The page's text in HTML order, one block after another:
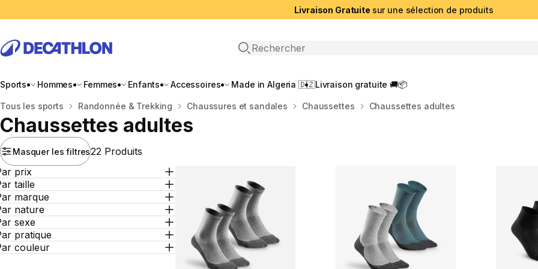
Livraison Gratuite sur une sélection de produits
Recherche ouverte
Sports Hommes Femmes Enfants Accessoires Made in Algeria 🇩🇿Livraison gratuite 🚚📦
Accueil
Tous les sports Randonnée & Trekking Chaussures et sandales Chaussettes Chaussettes adultes
Chaussettes adultes
Masquer les filtres22 Produits
prix
taille
marque
nature
sexe
pratique
couleur